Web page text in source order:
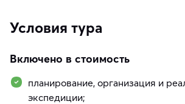
Условия тура
Включено в стоимость
планирование, организация и
экспедиции;